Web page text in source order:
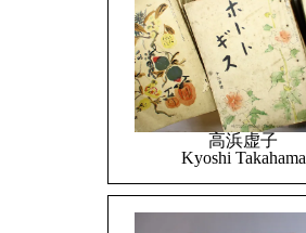
高浜虚子
Kyoshi Takahama